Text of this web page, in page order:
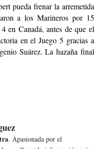
pueda frenar la arremetida
a los Marineros por 15
en Canadá, antes de que el
en el Juego 5 gracias a
Suárez. La hazaña final
. Apasionada por el